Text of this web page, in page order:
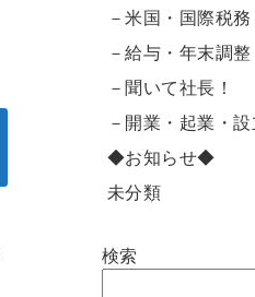
－米国・国際税
－給与・年末調整
－聞いて社長！
－開業・起業・
◆お知らせ◆
未分類
検索